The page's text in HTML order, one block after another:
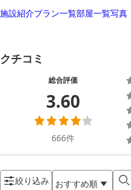
施設紹介プラン一覧部屋一覧写真
クチコミ
総合評価
3.60
666件
絞り込み おすすめ順